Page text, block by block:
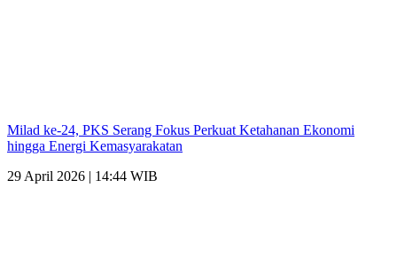
Milad ke-24, PKS Serang Fokus Perkuat Ketahanan Ekonomi
hingga Energi Kemasyarakatan
29 April 2026 | 14:44 WIB